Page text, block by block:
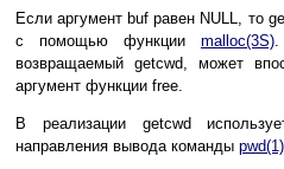
Если аргумент buf равен NULL, то
с помощью функции malloc(3S).
возвращаемый getcwd, может
аргумент функции free.
В реализации getcwd
направления вывода команды pwd(1)